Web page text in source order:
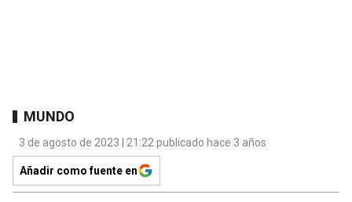
MUNDO
3 de agosto de 2023 | 21:22 publicado hace 3 años
Añadir como fuente en